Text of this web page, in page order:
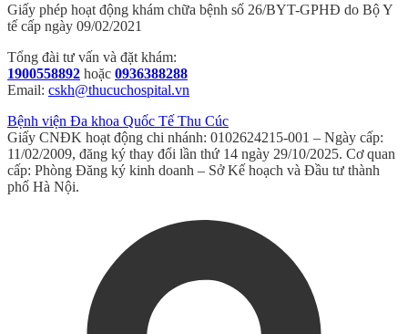
Giấy phép hoạt động khám chữa bệnh số 26/BYT-GPHĐ do Bộ Y
tế cấp ngày 09/02/2021
Tổng đài tư vấn và đặt khám:
1900558892 hoặc 0936388288
Email: cskh@thucuchospital.vn
Bệnh viện Đa khoa Quốc Tế Thu Cúc
Giấy CNĐK hoạt động chi nhánh: 0102624215-001 – Ngày cấp:
11/02/2009, đăng ký thay đổi lần thứ 14 ngày 29/10/2025. Cơ quan
cấp: Phòng Đăng ký kinh doanh – Sở Kế hoạch và Đầu tư thành
phố Hà Nội.